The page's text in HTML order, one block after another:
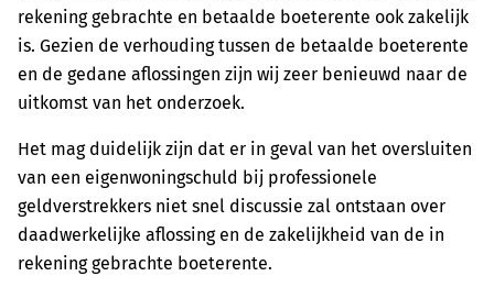
rekening gebrachte en betaalde boeterente ook zakelijk
is. Gezien de verhouding tussen de betaalde boeterente
en de gedane aflossingen zijn wij zeer benieuwd naar de
uitkomst van het onderzoek.
Het mag duidelijk zijn dat er in geval van het oversluiten
van een eigenwoningschuld bij professionele
geldverstrekkers niet snel discussie zal ontstaan over
daadwerkelijke aflossing en de zakelijkheid van de in
rekening gebrachte boeterente.